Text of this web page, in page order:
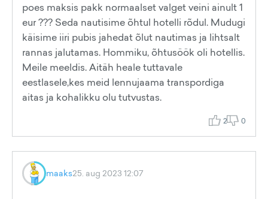
poes maksis pakk normaalset valget veini ainult 1
eur ??? Seda nautisime õhtul hotelli rõdul. Mudugi
käisime iiri pubis jahedat õlut nautimas ja lihtsalt
rannas jalutamas. Hommiku, õhtusöök oli hotellis.
Meile meeldis. Aitäh heale tuttavale
eestlasele,kes meid lennujaama transpordiga
aitas ja kohalikku olu tutvustas.
2 0
maaks25. aug 2023 12:07